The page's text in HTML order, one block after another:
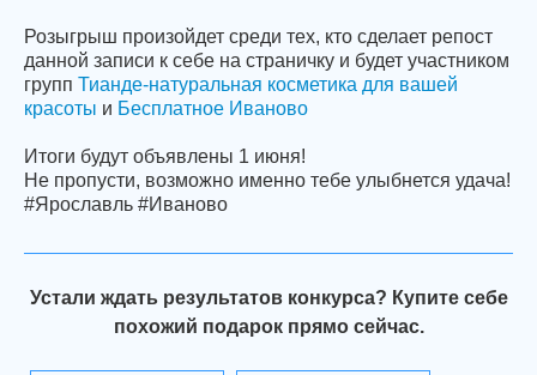
Розыгрыш произойдет среди тех, кто сделает репост
данной записи к себе на страничку и будет участником
групп Тианде-натуральная косметика для вашей
красоты и Бесплатное Иваново
Итоги будут объявлены 1 июня!
Не пропусти, возможно именно тебе улыбнется удача!
#Ярославль #Иваново
Устали ждать результатов конкурса? Купите себе
похожий подарок прямо сейчас.